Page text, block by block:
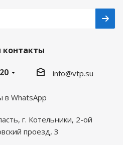
info@vtp.su
в WhatsApp
г. Котельники, 2-ой
проезд, 3